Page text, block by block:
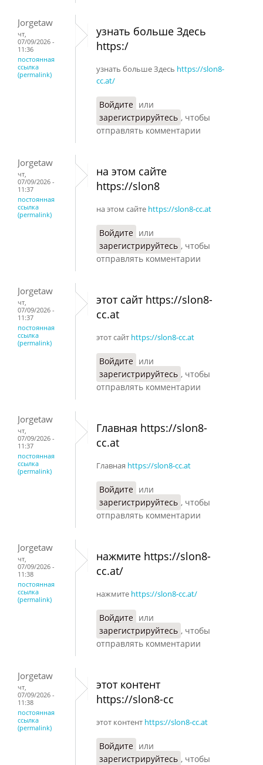
Jorgetaw
чт,
07/09/2026 -
11:36
постоянная
ссылка
(permalink)
узнать больше Здесь
https:/
узнать больше Здесь https://slon8-
cc.at/
Войдите или
зарегистрируйтесь , чтобы
отправлять комментарии
Jorgetaw
чт,
07/09/2026 -
11:37
постоянная
ссылка
(permalink)
на этом сайте
https://slon8
на этом сайте https://slon8-cc.at
Войдите или
зарегистрируйтесь , чтобы
отправлять комментарии
Jorgetaw
чт,
07/09/2026 -
11:37
постоянная
ссылка
(permalink)
этот сайт https://slon8-
cc.at
этот сайт https://slon8-cc.at
Войдите или
зарегистрируйтесь , чтобы
отправлять комментарии
Jorgetaw
чт,
07/09/2026 -
11:37
постоянная
ссылка
(permalink)
Главная https://slon8-
cc.at
Главная https://slon8-cc.at
Войдите или
зарегистрируйтесь , чтобы
отправлять комментарии
Jorgetaw
чт,
07/09/2026 -
11:38
постоянная
ссылка
(permalink)
нажмите https://slon8-
cc.at/
нажмите https://slon8-cc.at/
Войдите или
зарегистрируйтесь , чтобы
отправлять комментарии
Jorgetaw
чт,
07/09/2026 -
11:38
постоянная
ссылка
(permalink)
этот контент
https://slon8-cc
этот контент https://slon8-cc.at
Войдите или
зарегистрируйтесь , чтобы